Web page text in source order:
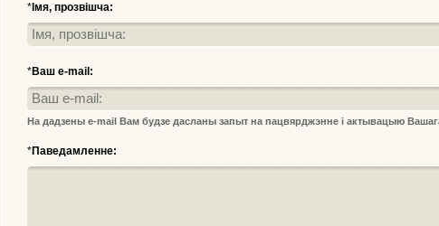
*Імя, прозвішча:
*Ваш e-mail:
На дадзены e-mail Вам будзе дасланы запыт на пацвярджэнне і актывацыю
*Паведамленне: